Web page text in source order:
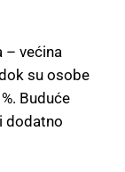
– većina
su osobe
Buduće
dodatno